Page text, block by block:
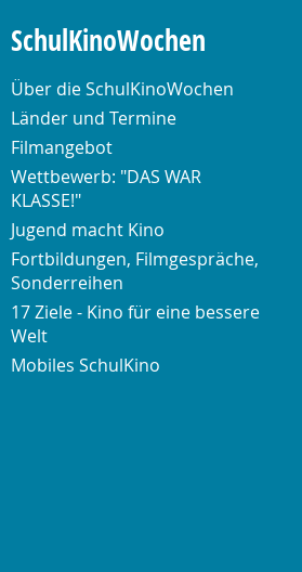
SchulKinoWochen
Über die SchulKinoWochen
Länder und Termine
Filmangebot
Wettbewerb: "DAS WAR
KLASSE!"
Jugend macht Kino
Fortbildungen, Filmgespräche,
Sonderreihen
17 Ziele - Kino für eine bessere
Welt
Mobiles SchulKino